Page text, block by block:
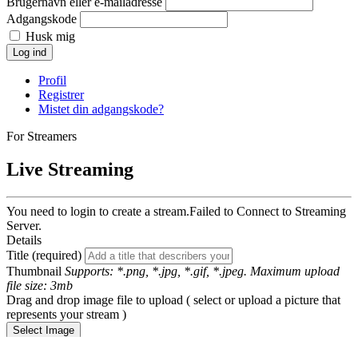
Adgangskode
Husk mig
Log ind
Profil
Registrer
Mistet din adgangskode?
For Streamers
Live Streaming
You need to login to create a stream.Failed to Connect to Streaming
Server.
Details
Title (required)
Thumbnail Supports: *.png, *.jpg, *.gif, *.jpeg. Maximum upload
file size: 3mb
Drag and drop image file to upload ( select or upload a picture that
represents your stream )
Select Image